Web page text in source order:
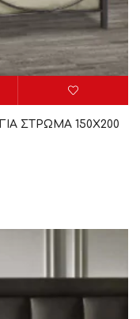
ΣΤΡΩΜΑ 150Χ200